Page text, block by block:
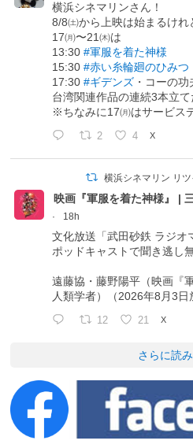
横浜シネマリンさん！
8/8㈯から上映は始まるけれ
17㈪〜21㈭は
13:30#軍服を着た神様
15:30#赤い糸輪廻のひみつ
17:30#ギデンズ ・コーの功
台湾関連作品の連続3本立て
※ちなみに17㈪はサービス
2 4 X
横浜シネマリン リ
映画『軍服を着た神様』 |
·
18h
文化放送「武田砂鉄 ラジオ
ポッドキャストで聞き逃し
遠藤協・藤野陽平（映画『
人類学者）（2026年8月3日
12 21 X
さらに読